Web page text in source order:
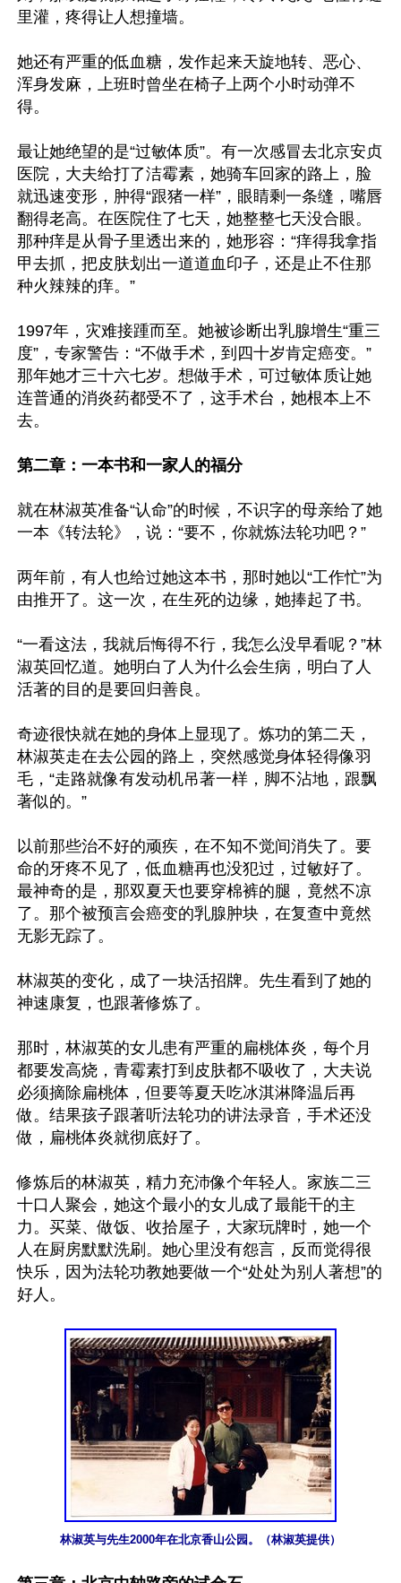
里灌，疼得让人想撞墙。
她还有严重的低血糖，发作起来天旋地转、恶心、
浑身发麻，上班时曾坐在椅子上两个小时动弹不
得。
最让她绝望的是“过敏体质”。有一次感冒去北京安贞
医院，大夫给打了洁霉素，她骑车回家的路上，脸
就迅速变形，肿得“跟猪一样”，眼睛剩一条缝，嘴唇
翻得老高。在医院住了七天，她整整七天没合眼。
那种痒是从骨子里透出来的，她形容：“痒得我拿指
甲去抓，把皮肤划出一道道血印子，还是止不住那
种火辣辣的痒。”
1997年，灾难接踵而至。她被诊断出乳腺增生“重三
度”，专家警告：“不做手术，到四十岁肯定癌变。”
那年她才三十六七岁。想做手术，可过敏体质让她
连普通的消炎药都受不了，这手术台，她根本上不
去。
第二章：一本书和一家人的福分
就在林淑英准备“认命”的时候，不识字的母亲给了她
一本《转法轮》，说：“要不，你就炼法轮功吧？”
两年前，有人也给过她这本书，那时她以“工作忙”为
由推开了。这一次，在生死的边缘，她捧起了书。
“一看这法，我就后悔得不行，我怎么没早看呢？”林
淑英回忆道。她明白了人为什么会生病，明白了人
活著的目的是要回归善良。
奇迹很快就在她的身体上显现了。炼功的第二天，
林淑英走在去公园的路上，突然感觉身体轻得像羽
毛，“走路就像有发动机吊著一样，脚不沾地，跟飘
著似的。”
以前那些治不好的顽疾，在不知不觉间消失了。要
命的牙疼不见了，低血糖再也没犯过，过敏好了。
最神奇的是，那双夏天也要穿棉裤的腿，竟然不凉
了。那个被预言会癌变的乳腺肿块，在复查中竟然
无影无踪了。
林淑英的变化，成了一块活招牌。先生看到了她的
神速康复，也跟著修炼了。
那时，林淑英的女儿患有严重的扁桃体炎，每个月
都要发高烧，青霉素打到皮肤都不吸收了，大夫说
必须摘除扁桃体，但要等夏天吃冰淇淋降温后再
做。结果孩子跟著听法轮功的讲法录音，手术还没
做，扁桃体炎就彻底好了。
修炼后的林淑英，精力充沛像个年轻人。家族二三
十口人聚会，她这个最小的女儿成了最能干的主
力。买菜、做饭、收拾屋子，大家玩牌时，她一个
人在厨房默默洗刷。她心里没有怨言，反而觉得很
快乐，因为法轮功教她要做一个“处处为别人著想”的
好人。
林淑英与先生2000年在北京香山公园。（林淑英提供）